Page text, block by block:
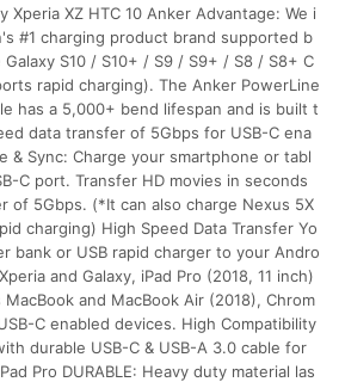
Xperia XZ HTC 10 Anker Advantage: We i
#1 charging product brand supported b
S10 / S10+ / S9 / S9+ / S8 / S8+ C
rapid charging). The Anker PowerLine
has a 5,000+ bend lifespan and is built t
data transfer of 5Gbps for USB-C ena
& Sync: Charge your smartphone or tabl
C port. Transfer HD movies in seconds
of 5Gbps. (*It can also charge Nexus 5X
charging) High Speed Data Transfer Yo
bank or USB rapid charger to your Andro
and Galaxy, iPad Pro (2018, 11 inch)
and MacBook Air (2018), Chrom
C enabled devices. High Compatibility
durable USB-C & USB-A 3.0 cable for
Pro DURABLE: Heavy duty material las